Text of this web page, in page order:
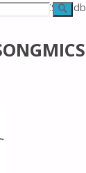
Suche